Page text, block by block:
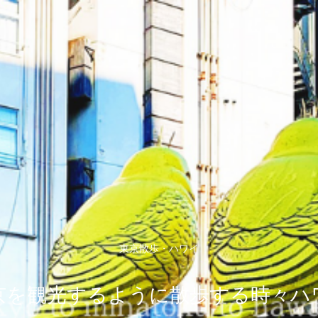
東京散歩・ハワイ
を観光するように散歩する時々ハ